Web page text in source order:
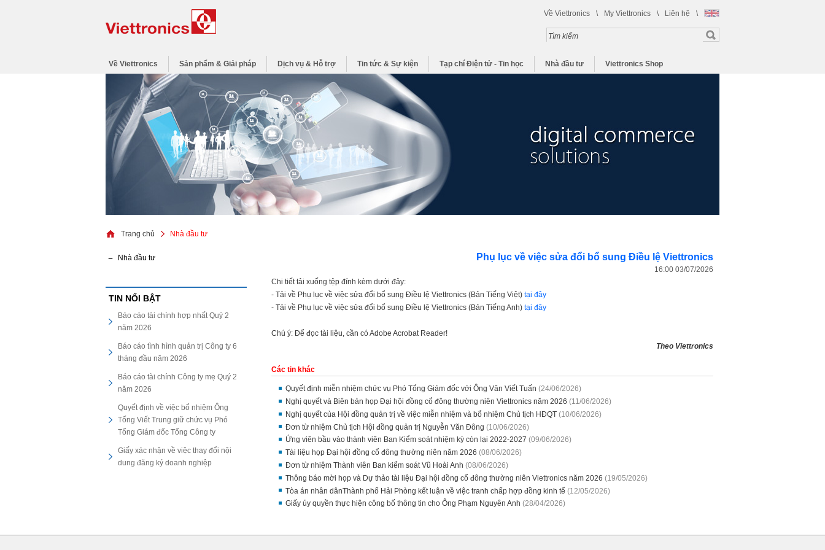
Về Viettronics \ My Viettronics \ Liên hệ \
Về Viettronics Sản phẩm & Giải pháp Dịch vụ & Hỗ trợ Tin tức & Sự kiện Tạp chí Điện tử - Tin học Nhà đầu tư Viettronics Shop
Trang chủ Nhà đầu tư
Nhà đầu tư
TIN NỔI BẬT
Báo cáo tài chính hợp nhất Quý 2
năm 2026
Báo cáo tình hình quản trị Công ty 6
tháng đầu năm 2026
Báo cáo tài chính Công ty mẹ Quý 2
năm 2026
Quyết định về việc bổ nhiệm Ông
Tống Viết Trung giữ chức vụ Phó
Tổng Giám đốc Tổng Công ty
Giấy xác nhận về việc thay đổi nội
dung đăng ký doanh nghiệp
Phụ lục về việc sửa đổi bổ sung Điều lệ Viettronics
16:00 03/07/2026
Chi tiết tải xuống tệp đính kèm dưới đây:
- Tải về Phụ lục về việc sửa đổi bổ sung Điều lệ Viettronics (Bản Tiếng Việt) tại đây
- Tải về Phụ lục về việc sửa đổi bổ sung Điều lệ Viettronics (Bản Tiếng Anh) tại đây
Chú ý: Để đọc tài liệu, cần có Adobe Acrobat Reader!
Theo Viettronics
Các tin khác
Quyết định miễn nhiệm chức vụ Phó Tổng Giám đốc với Ông Văn Viết Tuấn (24/06/2026)
Nghị quyết và Biên bản họp Đại hội đồng cổ đông thường niên Viettronics năm 2026 (11/06/2026)
Nghị quyết của Hội đồng quản trị về việc miễn nhiệm và bổ nhiệm Chủ tịch HĐQT (10/06/2026)
Đơn từ nhiệm Chủ tịch Hội đồng quản trị Nguyễn Văn Đông (10/06/2026)
Ứng viên bầu vào thành viên Ban Kiểm soát nhiệm kỳ còn lại 2022-2027 (09/06/2026)
Tài liệu họp Đại hội đồng cổ đông thường niên năm 2026 (08/06/2026)
Đơn từ nhiệm Thành viên Ban kiểm soát Vũ Hoài Anh (08/06/2026)
Thông báo mời họp và Dự thảo tài liệu Đại hội đồng cổ đông thường niên Viettronics năm 2026 (19/05/2026)
Tòa án nhân dânThành phố Hải Phòng kết luận về việc tranh chấp hợp đồng kinh tế (12/05/2026)
Giấy ủy quyền thực hiện công bố thông tin cho Ông Phạm Nguyên Anh (28/04/2026)